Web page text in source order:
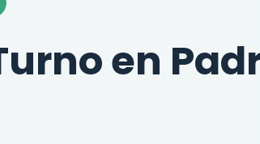
en